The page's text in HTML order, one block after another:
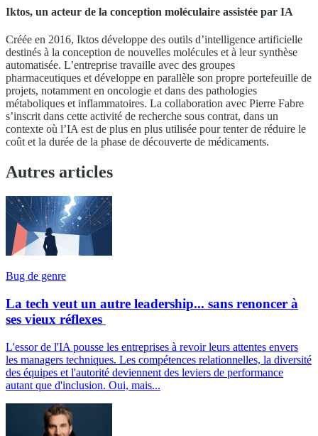
Iktos, un acteur de la conception moléculaire assistée par IA
Créée en 2016, Iktos développe des outils d’intelligence artificielle
destinés à la conception de nouvelles molécules et à leur synthèse
automatisée. L’entreprise travaille avec des groupes
pharmaceutiques et développe en parallèle son propre portefeuille de
projets, notamment en oncologie et dans des pathologies
métaboliques et inflammatoires. La collaboration avec Pierre Fabre
s’inscrit dans cette activité de recherche sous contrat, dans un
contexte où l’IA est de plus en plus utilisée pour tenter de réduire le
coût et la durée de la phase de découverte de médicaments.
Autres articles
Bug de genre
La tech veut un autre leadership... sans renoncer à
ses vieux réflexes
L'essor de l'IA pousse les entreprises à revoir leurs attentes envers
les managers techniques. Les compétences relationnelles, la diversité
des équipes et l'autorité deviennent des leviers de performance
autant que d'inclusion. Oui, mais...